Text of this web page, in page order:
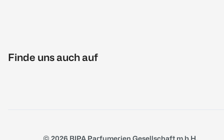
Finde uns auch auf
© 2026 BIPA Parfumerien Gesellschaft m.b.H.